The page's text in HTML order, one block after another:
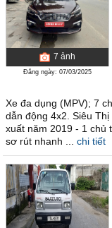
7 ảnh
Đăng ngày: 07/03/2025
Xe đa dụng (MPV); 7
dẫn động 4x2. Siêu
xuất năm 2019 - 1 chủ
sơ rút nhanh ...
chi tiết